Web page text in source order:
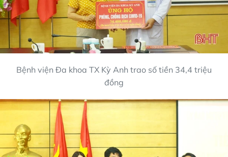
Bệnh viện Đa khoa TX Kỳ Anh trao số tiền 34,4 triệu
đồng